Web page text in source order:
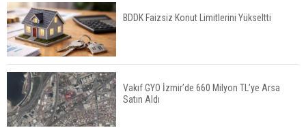
Yatırımcıların Bina Tercihi Değişiyor: Dijital Altyapı
Öne Çıkıyor
TOKİ'nin Kiralık Sosyal Konut Modeli Kiraları
Düşürür Mü?
BDDK Faizsiz Konut Limitlerini Yükseltti
Vakıf GYO İzmir’de 660 Milyon TL’ye Arsa
Satın Aldı